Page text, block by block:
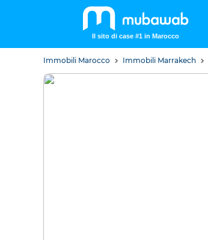
Il sito di case #1 in Marocco
Immobili Marocco Immobili Marrakech